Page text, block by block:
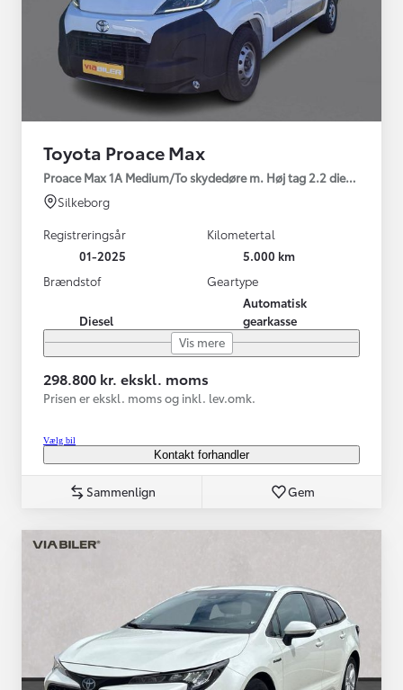
Toyota Proace Max
Proace Max 1A Medium/To skydedøre m. Høj tag 2.2 diesel
Silkeborg
Registreringsår
01-2025
Kilometertal
5.000 km
Brændstof
Diesel
Geartype
Automatisk
gearkasse
Vis mere
298.800 kr. ekskl. moms
Prisen er ekskl. moms og inkl. lev.omk.
Vælg bil
Kontakt forhandler
Sammenlign Gem